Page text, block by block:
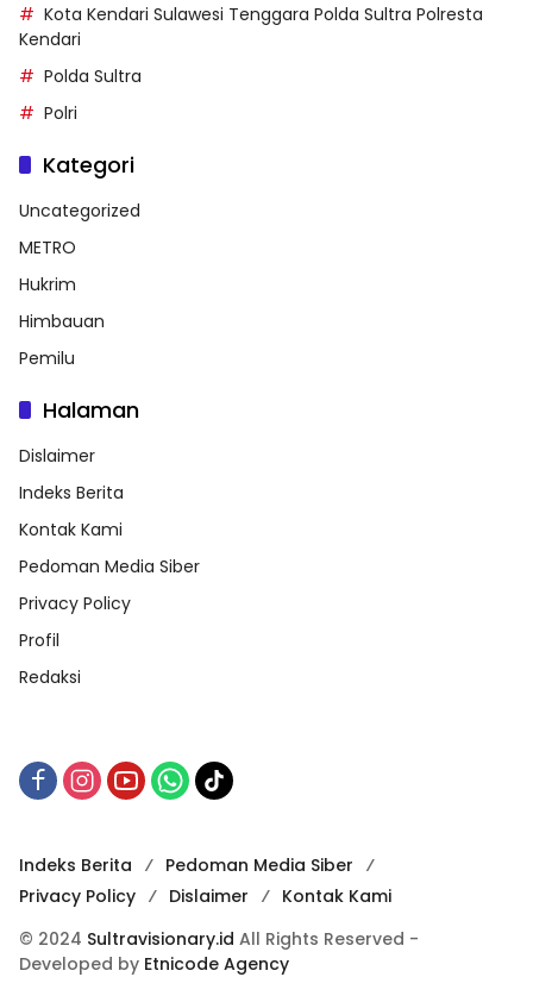
Kota Kendari Sulawesi Tenggara Polda Sultra Polresta
Kendari
Polda Sultra
Polri
Kategori
Uncategorized
METRO
Hukrim
Himbauan
Pemilu
Halaman
Dislaimer
Indeks Berita
Kontak Kami
Pedoman Media Siber
Privacy Policy
Profil
Redaksi
Indeks Berita
Pedoman Media Siber
Privacy Policy
Dislaimer
Kontak Kami
© 2024 Sultravisionary.id All Rights Reserved -
Developed by Etnicode Agency